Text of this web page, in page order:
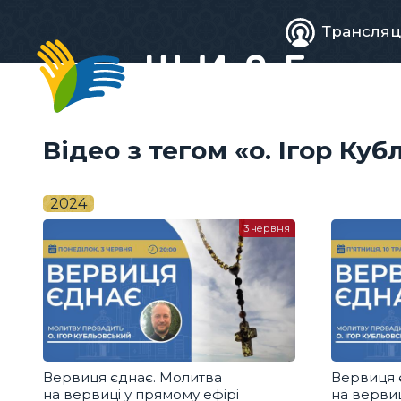
Живе
Відео з тегом «о. Ігор
2024
Вервиця єднає. Молитва
на вервиці у прямому ефірі
3 червня
Вервиця
на